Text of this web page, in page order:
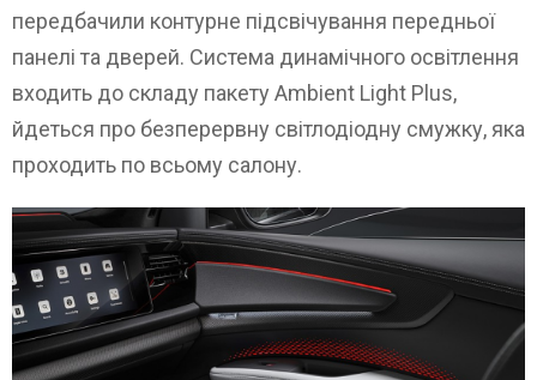
передбачили контурне підсвічування передньої
панелі та дверей. Система динамічного освітлення
входить до складу пакету Ambient Light Plus,
йдеться про безперервну світлодіодну смужку, яка
проходить по всьому салону.